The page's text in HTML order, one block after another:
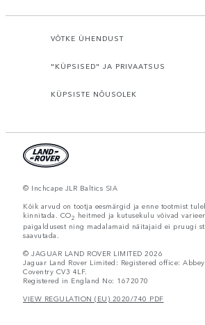
VÕTKE ÜHENDUST
"KÜPSISED" JA PRIVAATSUS
KÜPSISTE NÕUSOLEK
© Inchcape JLR Baltics SIA
Kõik arvud on tootja eesmärgid ja enne tootmist
kinnitada. CO2 heitmed ja kutusekulu võivad
paigaldusest ning madalamaid näitajaid ei pruugi
saavutada.
© JAGUAR LAND ROVER LIMITED 2026
Jaguar Land Rover Limited: Registered office:
Coventry CV3 4LF.
Registered in England No: 1672070
VIEW REGULATION (EU) 2020/740 PDF